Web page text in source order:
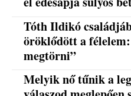
Tóth Ildikó
öröklődött a
megtörni”
Melyik nő tűnik a